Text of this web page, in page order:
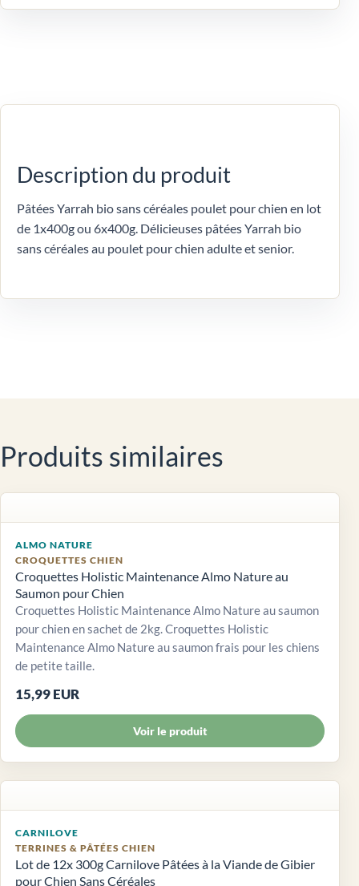
Description du produit
Pâtées Yarrah bio sans céréales poulet pour chien en lot
de 1x400g ou 6x400g. Délicieuses pâtées Yarrah bio
sans céréales au poulet pour chien adulte et senior.
Produits similaires
ALMO NATURE
CROQUETTES CHIEN
Croquettes Holistic Maintenance Almo Nature au
Saumon pour Chien
Croquettes Holistic Maintenance Almo Nature au saumon
pour chien en sachet de 2kg. Croquettes Holistic
Maintenance Almo Nature au saumon frais pour les chiens
de petite taille.
15,99 EUR
Voir le produit
CARNILOVE
TERRINES & PÂTÉES CHIEN
Lot de 12x 300g Carnilove Pâtées à la Viande de Gibier
pour Chien Sans Céréales